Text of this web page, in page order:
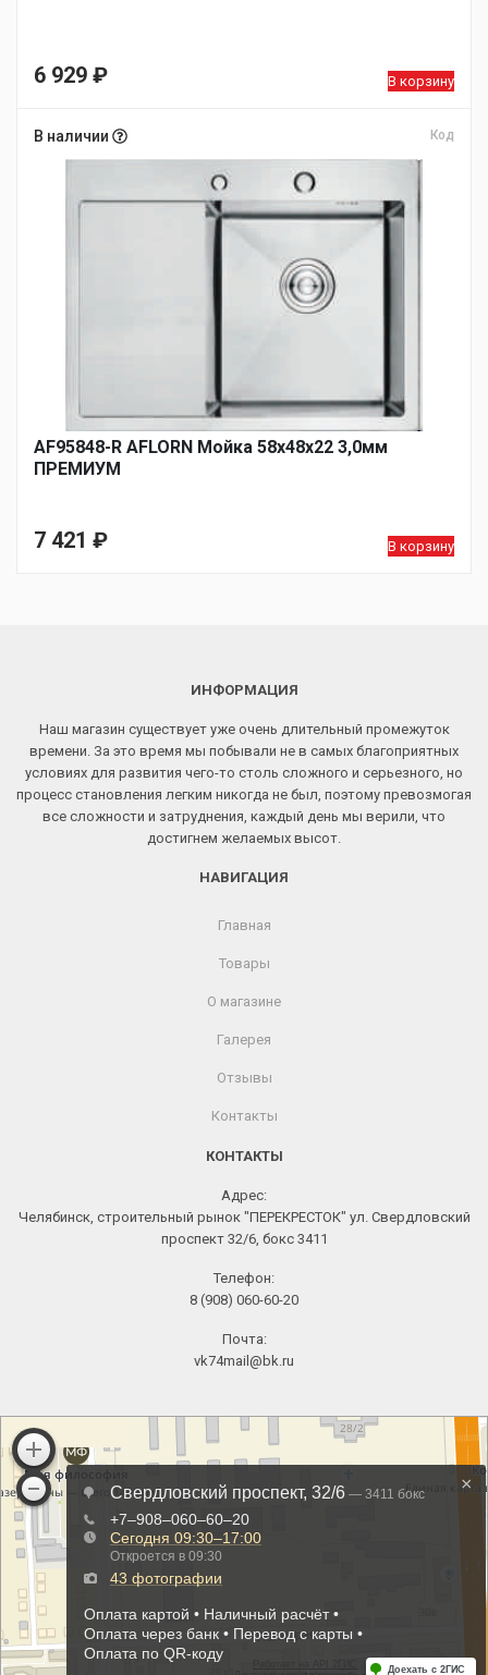
6 929 ₽ В корзину
В наличии Код
AF95848-R AFLORN Мойка 58х48х22 3,0мм
ПРЕМИУМ
7 421 ₽ В корзину
ИНФОРМАЦИЯ
Наш магазин существует уже очень длительный промежуток
времени. За это время мы побывали не в самых благоприятных
условиях для развития чего-то столь сложного и серьезного, но
процесс становления легким никогда не был, поэтому превозмогая
все сложности и затруднения, каждый день мы верили, что
достигнем желаемых высот.
НАВИГАЦИЯ
Главная
Товары
О магазине
Галерея
Отзывы
Контакты
КОНТАКТЫ
Адрес:
Челябинск, строительный рынок "ПЕРЕКРЕСТОК" ул. Свердловский
проспект 32/6, бокс 3411
Телефон:
8 (908) 060-60-20
Почта:
vk74mail@bk.ru